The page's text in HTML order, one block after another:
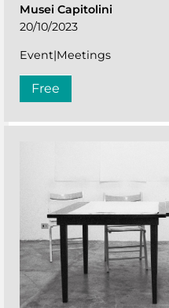
Musei Capitolini
20/10/2023
Event|Meetings
Free